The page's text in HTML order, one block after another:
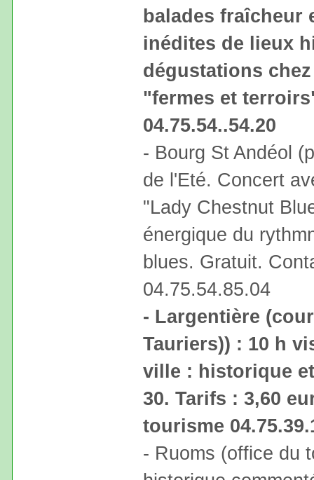
balades fraîcheur
inédites de lieux
dégustations
"fermes et
04.75.54..54.20
- Bourg St Andéol
de l'Eté. Concert
"Lady Chestnut
énergique du
blues. Gratuit.
04.75.54.85.04
- Largentière
Tauriers)) : 10 h
ville : historique
30. Tarifs : 3,60
tourisme
- Ruoms (office du